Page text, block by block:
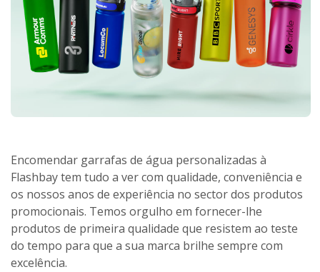
Encomendar garrafas de água personalizadas à
Flashbay tem tudo a ver com qualidade, conveniência e
os nossos anos de experiência no sector dos produtos
promocionais. Temos orgulho em fornecer-lhe
produtos de primeira qualidade que resistem ao teste
do tempo para que a sua marca brilhe sempre com
excelência.